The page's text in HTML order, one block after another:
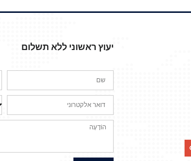
יעוץ ראשוני ללא תשלום